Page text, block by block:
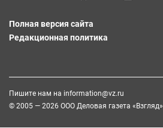
Полная версия сайта
Редакционная политика
Пишите нам на information@vz.ru
© 2005 — 2026 ООО Деловая газета «Взгляд»